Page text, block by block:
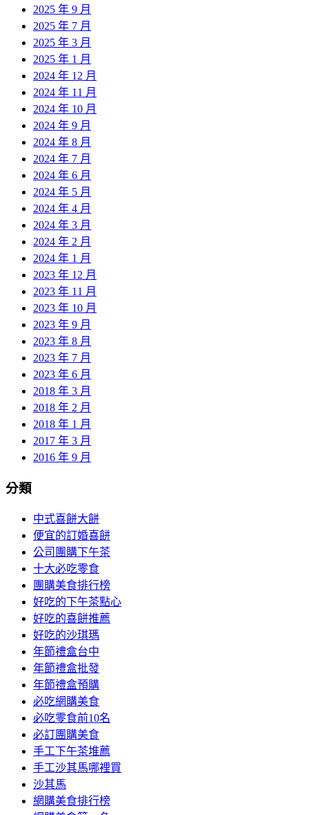
2025 年 9 月
2025 年 7 月
2025 年 3 月
2025 年 1 月
2024 年 12 月
2024 年 11 月
2024 年 10 月
2024 年 9 月
2024 年 8 月
2024 年 7 月
2024 年 6 月
2024 年 5 月
2024 年 4 月
2024 年 3 月
2024 年 2 月
2024 年 1 月
2023 年 12 月
2023 年 11 月
2023 年 10 月
2023 年 9 月
2023 年 8 月
2023 年 7 月
2023 年 6 月
2018 年 3 月
2018 年 2 月
2018 年 1 月
2017 年 3 月
2016 年 9 月
分類
中式喜餅大餅
便宜的訂婚喜餅
公司團購下午茶
十大必吃零食
團購美食排行榜
好吃的下午茶點心
好吃的喜餅推薦
好吃的沙琪瑪
年節禮盒台中
年節禮盒批發
年節禮盒預購
必吃網購美食
必吃零食前10名
必訂團購美食
手工下午茶堆薦
手工沙其馬哪裡買
沙其馬
網購美食排行榜